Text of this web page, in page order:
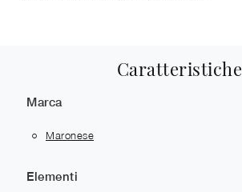
Caratteristiche
Marca
Maronese
Elementi